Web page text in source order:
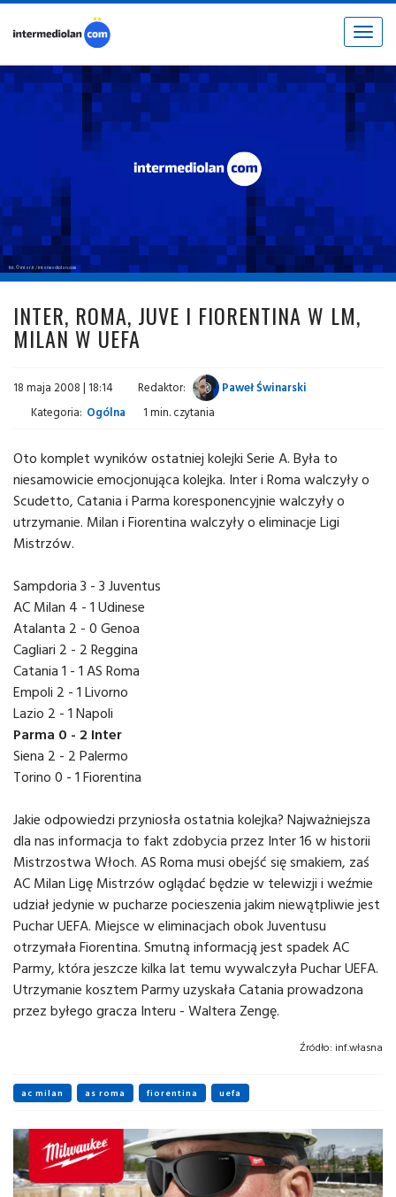
Toggle
fot. © inter.it / intermediolan.com
INTER, ROMA, JUVE I FIORENTINA W LM,
MILAN W UEFA
18 maja 2008 | 18:14 Redaktor:
Paweł Świnarski
Kategoria: Ogólna 1 min. czytania
Oto komplet wyników ostatniej kolejki Serie A. Była to
niesamowicie emocjonująca kolejka. Inter i Roma walczyły o
Scudetto, Catania i Parma koresponencyjnie walczyły o
utrzymanie. Milan i Fiorentina walczyły o eliminacje Ligi
Mistrzów.
Sampdoria 3 - 3 Juventus
AC Milan 4 - 1 Udinese
Atalanta 2 - 0 Genoa
Cagliari 2 - 2 Reggina
Catania 1 - 1 AS Roma
Empoli 2 - 1 Livorno
Lazio 2 - 1 Napoli
Parma 0 - 2 Inter
Siena 2 - 2 Palermo
Torino 0 - 1 Fiorentina
Jakie odpowiedzi przyniosła ostatnia kolejka? Najważniejsza
dla nas informacja to fakt zdobycia przez Inter 16 w historii
Mistrzostwa Włoch. AS Roma musi obejść się smakiem, zaś
AC Milan Ligę Mistrzów oglądać będzie w telewizji i weźmie
udział jedynie w pucharze pocieszenia jakim niewątpliwie jest
Puchar UEFA. Miejsce w eliminacjach obok Juventusu
otrzymała Fiorentina. Smutną informacją jest spadek AC
Parmy, która jeszcze kilka lat temu wywalczyła Puchar UEFA.
Utrzymanie kosztem Parmy uzyskała Catania prowadzona
przez byłego gracza Interu - Waltera Zengę.
Źródło: inf.własna
ac milan as roma fiorentina uefa